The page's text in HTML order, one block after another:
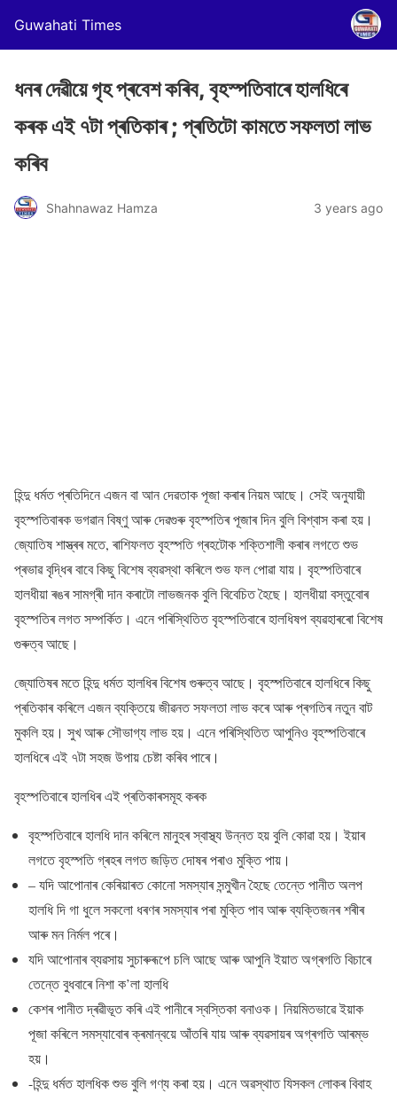
Guwahati Times
ধনৰ দেৱীয়ে গৃহ প্ৰবেশ কৰিব, বৃহস্পতিবাৰে হালধিৰে
কৰক এই ৭টা প্ৰতিকাৰ ; প্ৰতিটো কামতে সফলতা লাভ
কৰিব
Shahnawaz Hamza 3 years ago
হিন্দু ধৰ্মত প্ৰতিদিনে এজন বা আন দেৱতাক পূজা কৰাৰ নিয়ম আছে। সেই অনুযায়ী
বৃহস্পতিবাৰক ভগৱান বিষ্ণু আৰু দেৱগুৰু বৃহস্পতিৰ পূজাৰ দিন বুলি বিশ্বাস কৰা হয়।
জ্যোতিষ শাস্ত্ৰৰ মতে, ৰাশিফলত বৃহস্পতি গ্ৰহটোক শক্তিশালী কৰাৰ লগতে শুভ
প্ৰভাৱ বৃদ্ধিৰ বাবে কিছু বিশেষ ব্যৱস্থা কৰিলে শুভ ফল পোৱা যায়। বৃহস্পতিবাৰে
হালধীয়া ৰঙৰ সামগ্ৰী দান কৰাটো লাভজনক বুলি বিবেচিত হৈছে। হালধীয়া বস্তুবোৰ
বৃহস্পতিৰ লগত সম্পর্কিত। এনে পৰিস্থিতিত বৃহস্পতিবাৰে হালধিষপ ব্যৱহাৰৰো বিশেষ
গুৰুত্ব আছে।
জ্যোতিষৰ মতে হিন্দু ধৰ্মত হালধিৰ বিশেষ গুৰুত্ব আছে। বৃহস্পতিবাৰে হালধিৰে কিছু
প্ৰতিকাৰ কৰিলে এজন ব্যক্তিয়ে জীৱনত সফলতা লাভ কৰে আৰু প্ৰগতিৰ নতুন বাট
মুকলি হয়। সুখ আৰু সৌভাগ্য লাভ হয়। এনে পৰিস্থিতিত আপুনিও বৃহস্পতিবাৰে
হালধিৰে এই ৭টা সহজ উপায় চেষ্টা কৰিব পাৰে।
বৃহস্পতিবাৰে হালধিৰ এই প্ৰতিকাৰসমূহ কৰক
বৃহস্পতিবাৰে হালধি দান কৰিলে মানুহৰ স্বাস্থ্য উন্নত হয় বুলি কোৱা হয়। ইয়াৰ
লগতে বৃহস্পতি গ্ৰহৰ লগত জড়িত দোষৰ পৰাও মুক্তি পায়।
– যদি আপোনাৰ কেৰিয়াৰত কোনো সমস্যাৰ সন্মুখীন হৈছে তেন্তে পানীত অলপ
হালধি দি গা ধুলে সকলো ধৰণৰ সমস্যাৰ পৰা মুক্তি পাব আৰু ব্যক্তিজনৰ শৰীৰ
আৰু মন নিৰ্মল পৰে।
যদি আপোনাৰ ব্যৱসায় সুচাৰুৰূপে চলি আছে আৰু আপুনি ইয়াত অগ্ৰগতি বিচাৰে
তেন্তে বুধবাৰে নিশা ক’লা হালধি
কেশৰ পানীত দ্ৰৱীভূত কৰি এই পানীৰে স্বস্তিকা বনাওক। নিয়মিতভাৱে ইয়াক
পূজা কৰিলে সমস্যাবোৰ ক্ৰমান্বয়ে আঁতৰি যায় আৰু ব্যৱসায়ৰ অগ্ৰগতি আৰম্ভ
হয়।
-হিন্দু ধর্মত হালধিক শুভ বুলি গণ্য কৰা হয়। এনে অৱস্থাত যিসকল লোকৰ বিবাহ